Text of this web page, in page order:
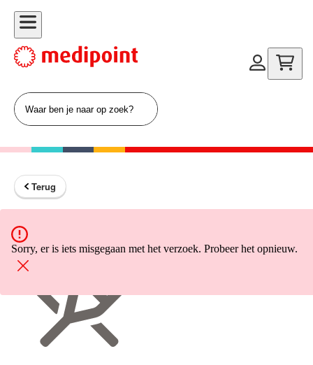
Terug
Sorry, er is iets misgegaan met het verzoek. Probeer het opnieuw.